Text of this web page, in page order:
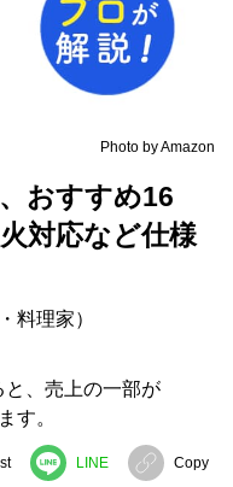
Photo by Amazon
おすすめ16
対応など仕様
料理家）
、売上の一部が
す。
LINE Copy